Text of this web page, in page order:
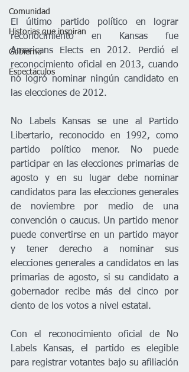
Comunidad
Historias que inspiran
Gobierno
Espectáculos
El último partido político en lograr
reconocimiento en Kansas fue
Americans Elects en 2012. Perdió el
reconocimiento oficial en 2013, cuando
no logró nominar ningún candidato en
las elecciones de 2012.
No Labels Kansas se une al Partido
Libertario, reconocido en 1992, como
partido político menor. No puede
participar en las elecciones primarias de
agosto y en su lugar debe nominar
candidatos para las elecciones generales
de noviembre por medio de una
convención o caucus. Un partido menor
puede convertirse en un partido mayor
y tener derecho a nominar sus
elecciones generales a candidatos en las
primarias de agosto, si su candidato a
gobernador recibe más del cinco por
ciento de los votos a nivel estatal.
Con el reconocimiento oficial de No
Labels Kansas, el partido es elegible
para registrar votantes bajo su afiliación